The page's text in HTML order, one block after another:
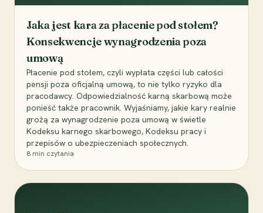
Jaka jest kara za płacenie pod stołem?
Konsekwencje wynagrodzenia poza
umową
Płacenie pod stołem, czyli wypłata części lub całości
pensji poza oficjalną umową, to nie tylko ryzyko dla
pracodawcy. Odpowiedzialność karną skarbową może
ponieść także pracownik. Wyjaśniamy, jakie kary realnie
grożą za wynagrodzenie poza umową w świetle
Kodeksu karnego skarbowego, Kodeksu pracy i
przepisów o ubezpieczeniach społecznych.
8 min czytania